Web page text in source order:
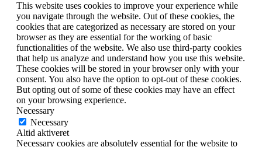
This website uses cookies to improve your experience while
you navigate through the website. Out of these cookies, the
cookies that are categorized as necessary are stored on your
browser as they are essential for the working of basic
functionalities of the website. We also use third-party cookies
that help us analyze and understand how you use this website.
These cookies will be stored in your browser only with your
consent. You also have the option to opt-out of these cookies.
But opting out of some of these cookies may have an effect
on your browsing experience.
Necessary
Necessary
Altid aktiveret
Necessary cookies are absolutely essential for the website to